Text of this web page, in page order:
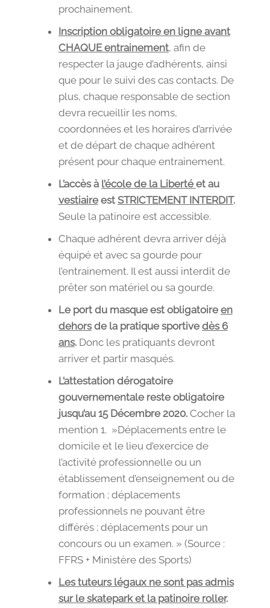
prochainement.
Inscription obligatoire en ligne avant
CHAQUE entrainement, afin de
respecter la jauge d’adhérents, ainsi
que pour le suivi des cas contacts. De
plus, chaque responsable de section
devra recueillir les noms,
coordonnées et les horaires d’arrivée
et de départ de chaque adhérent
présent pour chaque entrainement.
L’accès à l’école de la Liberté et au
vestiaireest STRICTEMENT INTERDIT.
Seule la patinoire est accessible.
Chaque adhérent devra arriver déjà
équipé et avec sa gourde pour
l’entrainement. Il est aussi interdit de
prêter son matériel ou sa gourde.
Le port du masque est obligatoire en
dehorsde la pratique sportive dès 6
ans.Donc les pratiquants devront
arriver et partir masqués.
L’attestation dérogatoire
gouvernementale reste obligatoire
jusqu’au 15 Décembre 2020.Cocher la
mention 1. »Déplacements entre le
domicile et le lieu d’exercice de
l’activité professionnelle ou un
établissement d’enseignement ou de
formation ; déplacements
professionnels ne pouvant être
différés ; déplacements pour un
concours ou un examen. » (Source :
FFRS + Ministère des Sports)
Les tuteurs légaux ne sont pas admis
sur le skatepark et la patinoire roller.